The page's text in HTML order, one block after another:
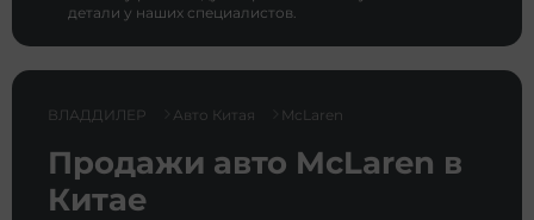
детали у наших специалистов.
ВЛАДДИЛЕР Авто Китая McLaren
Продажи авто McLaren в
Китае